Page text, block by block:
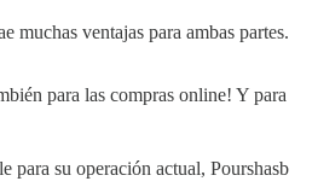
muchas ventajas para ambas partes.
para las compras online! Y para
para su operación actual, Pourshasb